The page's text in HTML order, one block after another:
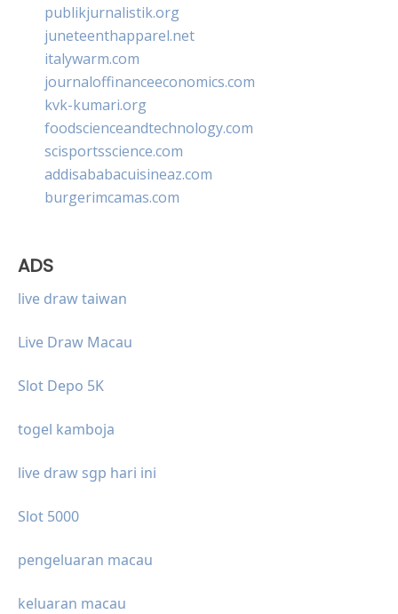
publikjurnalistik.org
juneteenthapparel.net
italywarm.com
journaloffinanceeconomics.com
kvk-kumari.org
foodscienceandtechnology.com
scisportsscience.com
addisababacuisineaz.com
burgerimcamas.com
ADS
live draw taiwan
Live Draw Macau
Slot Depo 5K
togel kamboja
live draw sgp hari ini
Slot 5000
pengeluaran macau
keluaran macau